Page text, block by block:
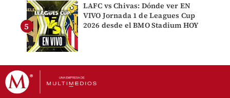
LAFC vs Chivas: Dónde ver EN
VIVO Jornada 1 de Leagues Cup
2026 desde el BMO Stadium HOY